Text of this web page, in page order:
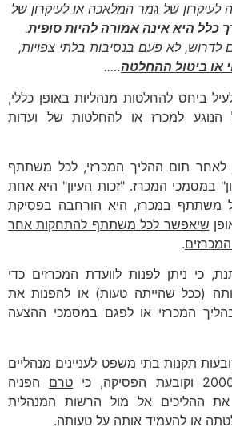
לעיקרון של גמר המלאכה או לעיקרון של
כלל היא אינה אמורה להיות סופית.
לדרוש, לא פעם בנסיבות בלתי צפויות,
או ביטול ההחלטה…..
ביחס להחלטות מנהליות באופן כללי,
הנוגע למכרז או להחלטות של ועדות
לאחר תום ההליך המכרזי, לכל משתתף
במסמכי המכרז. "זכות העיון" היא אחת
משתתף במכרז, היא הורחבה בפסיקת
שיאפשר לכל משתתף להתחקות אחר
.
כי ניתן לפנות לוועדת המכרזים כדי
(ככל שהייתה טעות) או להפנות את
המכרזי או לפגם במסמכי ההצעה
תקנות בתי משפט לעניינים מנהליים
טרם הפניה
ההליכים אל מול הרשות המנהלית
או להעמיד אותה על טעותה.